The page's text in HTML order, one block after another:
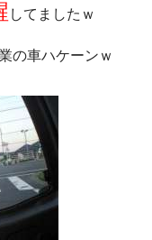
してましたｗ
の車ハケーンｗ